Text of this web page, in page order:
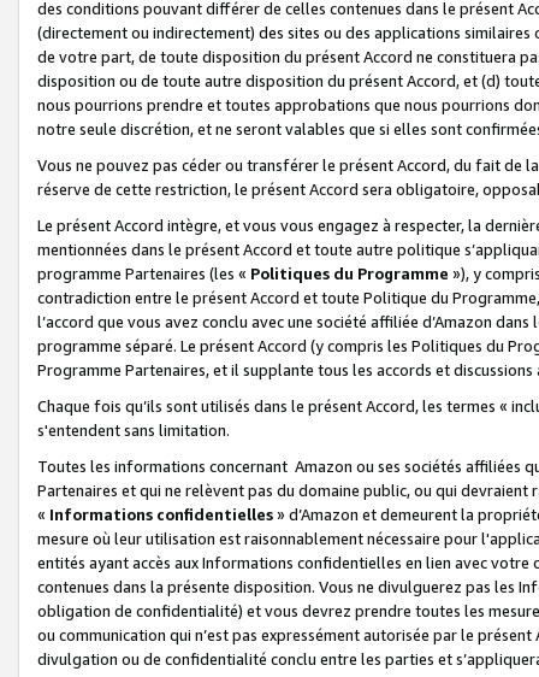
des conditions pouvant différer de celles contenues dans le présent
(directement ou indirectement) des sites ou des applications
de votre part, de toute disposition du présent Accord ne constituera
disposition ou de toute autre disposition du présent Accord, et (d)
nous pourrions prendre et toutes approbations que nous pourrions
notre seule discrétion, et ne seront valables que si elles sont
Vous ne pouvez pas céder ou transférer le présent Accord, du fait de
réserve de cette restriction, le présent Accord sera obligatoire,
Le présent Accord intègre, et vous vous engagez à respecter, la
mentionnées dans le présent Accord et toute autre politique
programme Partenaires (les « Politiques du Programme »), y
contradiction entre le présent Accord et toute Politique du
l’accord que vous avez conclu avec une société affiliée d’Amazon
programme séparé. Le présent Accord (y compris les Politiques du
Programme Partenaires, et il supplante tous les accords et discussions
Chaque fois qu’ils sont utilisés dans le présent Accord, les termes «
s'entendent sans limitation.
Toutes les informations concernant Amazon ou ses sociétés affiliées
Partenaires et qui ne relèvent pas du domaine public, ou qui
« Informations confidentielles» d’Amazon et demeurent la
mesure où leur utilisation est raisonnablement nécessaire pour
entités ayant accès aux Informations confidentielles en lien avec
contenues dans la présente disposition. Vous ne divulguerez pas les
obligation de confidentialité) et vous devrez prendre toutes les
ou communication qui n’est pas expressément autorisée par le
divulgation ou de confidentialité conclu entre les parties et